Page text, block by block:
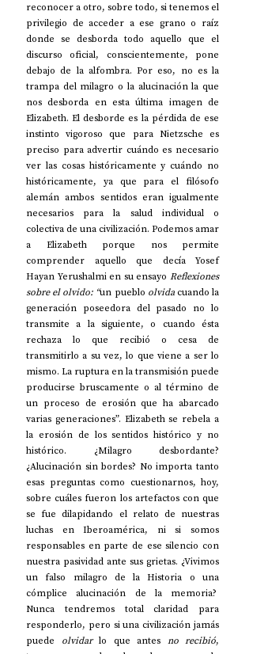
reconocer a otro, sobre todo, si tenemos el
privilegio de acceder a ese grano o raíz
donde se desborda todo aquello que el
discurso oficial, conscientemente, pone
debajo de la alfombra. Por eso, no es la
trampa del milagro o la alucinación la que
nos desborda en esta última imagen de
Elizabeth. El desborde es la pérdida de ese
instinto vigoroso que para Nietzsche es
preciso para advertir cuándo es necesario
ver las cosas históricamente y cuándo no
históricamente, ya que para el filósofo
alemán ambos sentidos eran igualmente
necesarios para la salud individual o
colectiva de una civilización. Podemos amar
a Elizabeth porque nos permite
comprender aquello que decía Yosef
Hayan Yerushalmi en su ensayo Reflexiones
sobre el olvido: “un pueblo olvida cuando la
generación poseedora del pasado no lo
transmite a la siguiente, o cuando ésta
rechaza lo que recibió o cesa de
transmitirlo a su vez, lo que viene a ser lo
mismo. La ruptura en la transmisión puede
producirse bruscamente o al término de
un proceso de erosión que ha abarcado
varias generaciones”. Elizabeth se rebela a
la erosión de los sentidos histórico y no
histórico. ¿Milagro desbordante?
¿Alucinación sin bordes? No importa tanto
esas preguntas como cuestionarnos, hoy,
sobre cuáles fueron los artefactos con que
se fue dilapidando el relato de nuestras
luchas en Iberoamérica, ni si somos
responsables en parte de ese silencio con
nuestra pasividad ante sus grietas. ¿Vivimos
un falso milagro de la Historia o una
cómplice alucinación de la memoria?
Nunca tendremos total claridad para
responderlo, pero si una civilización jamás
puede olvidar lo que antes no recibió,